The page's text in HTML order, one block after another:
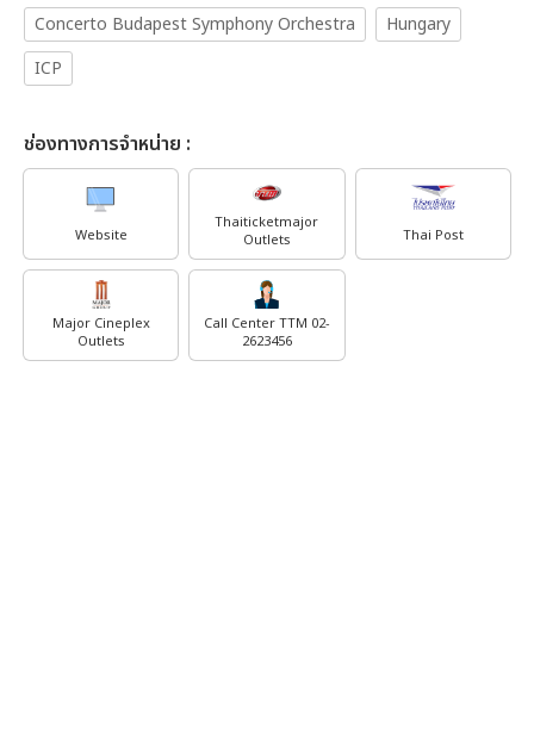
Concerto Budapest Symphony Orchestra
Hungary
ICP
ช่องทางการจำหน่าย :
Website
Thaiticketmajor
Outlets
Thai Post
Major Cineplex
Outlets
Call Center TTM 02-
2623456